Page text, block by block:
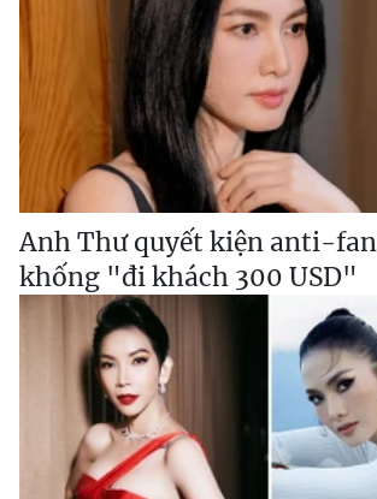
Anh Thư quyết kiện anti-
khống "đi khách 300 USD"